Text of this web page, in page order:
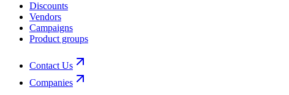
Discounts
Vendors
Campaigns
Product groups
Contact Us
Companies